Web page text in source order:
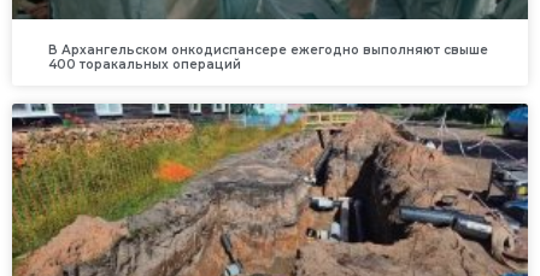
В Архангельском онкодиспансере ежегодно выполняют свыше
400 торакальных операций